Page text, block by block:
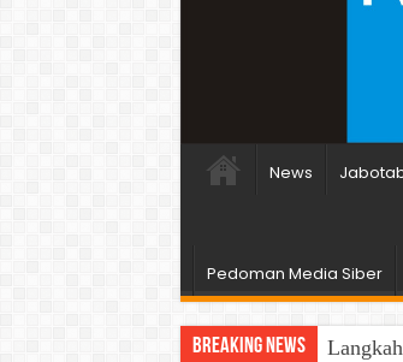
News
Pedoman Media Siber
Breaking News